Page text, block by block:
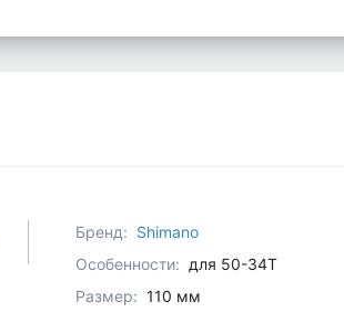
Бренд: Shimano
Особенности: для 50-34T
Размер: 110 мм